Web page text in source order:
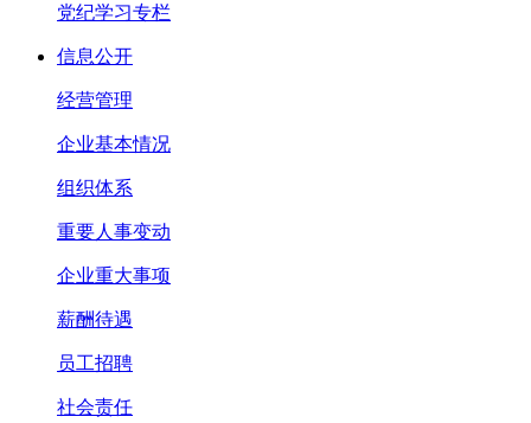
党纪学习专栏
信息公开
经营管理
企业基本情况
组织体系
重要人事变动
企业重大事项
薪酬待遇
员工招聘
社会责任